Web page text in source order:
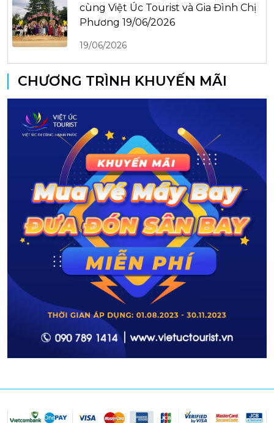
cùng Việt Úc Tourist và Gia Đình Chị
Phương 19/06/2026
19/06/2026
CHƯƠNG TRÌNH KHUYẾN MÃI